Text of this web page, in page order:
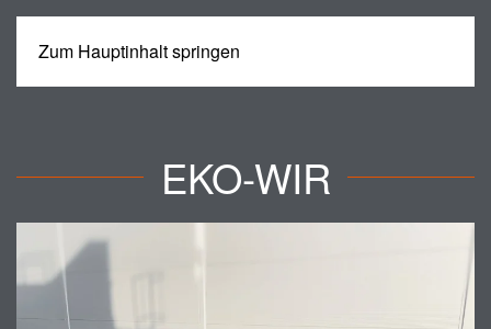
Zum Hauptinhalt springen
EKO-WIR